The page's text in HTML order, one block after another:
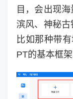
目，会出现
滨风、神秘古
比如那种带
PT的基本框架